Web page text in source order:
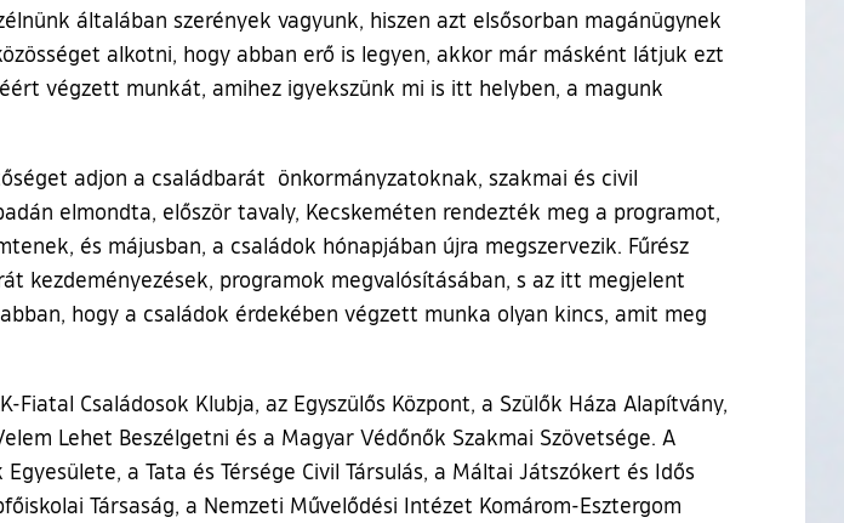
általában szerények vagyunk, hiszen azt elsősorban magánügynek
alkotni, hogy abban erő is legyen, akkor már másként látjuk ezt
végzett munkát, amihez igyekszünk mi is itt helyben, a magunk
adjon a családbarát önkormányzatoknak, szakmai és civil
elmondta, először tavaly, Kecskeméten rendezték meg a programot,
és májusban, a családok hónapjában újra megszervezik. Fűrész
kezdeményezések, programok megvalósításában, s az itt megjelent
hogy a családok érdekében végzett munka olyan kincs, amit meg
Családosok Klubja, az Egyszülős Központ, a Szülők Háza Alapítvány,
Lehet Beszélgetni és a Magyar Védőnők Szakmai Szövetsége. A
a Tata és Térsége Civil Társulás, a Máltai Játszókert és Idős
Társaság, a Nemzeti Művelődési Intézet Komárom-Esztergom